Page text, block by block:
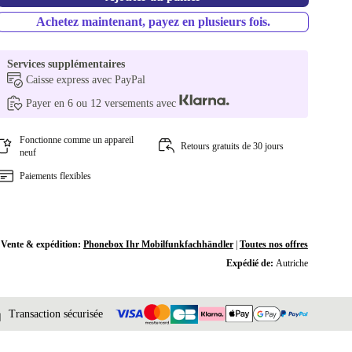
Achetez maintenant, payez en plusieurs fois.
Services supplémentaires
Caisse express avec PayPal
Payer en 6 ou 12 versements avec
Fonctionne comme un appareil
neuf
Retours gratuits de 30 jours
Paiements flexibles
Vente & expédition: Phonebox Ihr Mobilfunkfachhändler| Toutes nos offres
Expédié de: Autriche
Transaction sécurisée